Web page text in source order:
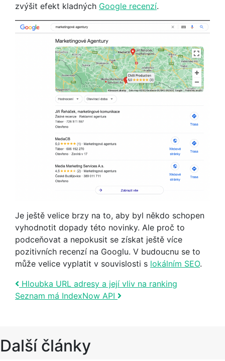
zvýšit efekt kladných Google recenzí.
Je ještě velice brzy na to, aby byl někdo schopen
vyhodnotit dopady této novinky. Ale proč to
podceňovat a nepokusit se získat ještě více
pozitivních recenzí na Googlu. V budoucnu se to
může velice vyplatit v souvislosti s lokálním SEO.
Post navigation
Hloubka URL adresy a její vliv na ranking
Seznam má IndexNow API
Další články